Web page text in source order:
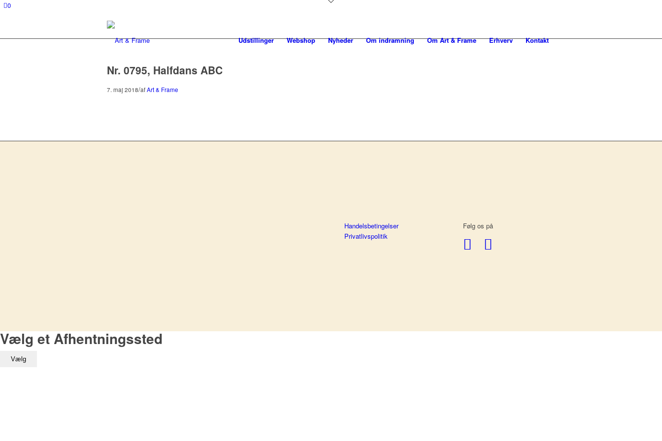
0
Udstillinger Webshop Nyheder Om indramning Om Art & Frame Erhverv Kontakt
Nr. 0795, Halfdans ABC
7. maj 2018/afArt & Frame
Handelsbetingelser
Privatlivspolitik
Følg os på
Vælg et Afhentningssted
Vælg